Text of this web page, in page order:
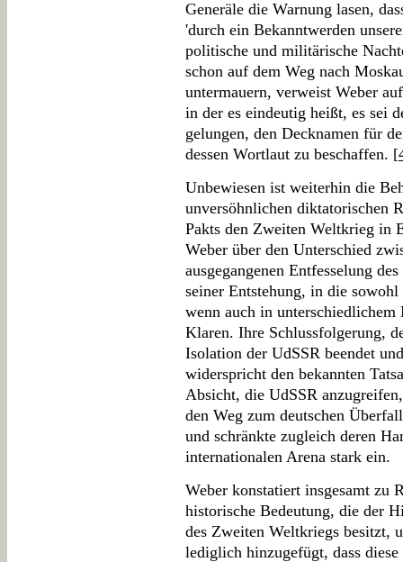
Generäle die Warnung lasen,
'durch ein Bekanntwerden
politische und militärische
schon auf dem Weg nach
untermauern, verweist Weber
in der es eindeutig heißt, es sei
gelungen, den Decknamen für
dessen Wortlaut zu beschaffen. [
Unbewiesen ist weiterhin die
unversöhnlichen diktatorischen
Pakts den Zweiten Weltkrieg in
Weber über den Unterschied
ausgegangenen Entfesselung
seiner Entstehung, in die
wenn auch in
Klaren. Ihre Schlussfolgerung,
Isolation der UdSSR beendet
widerspricht den bekannten
Absicht, die UdSSR
den Weg zum deutschen
und schränkte zugleich deren
internationalen Arena stark ein.
Weber konstatiert insgesamt zu
historische Bedeutung, die der
des Zweiten Weltkriegs besitzt,
lediglich hinzugefügt, dass